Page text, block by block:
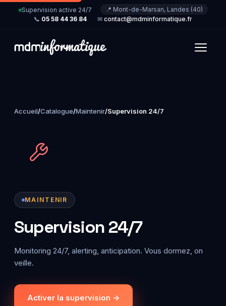
Supervision active 24/7
📍 Mont-de-Marsan, Landes (40)
📞 05 58 44 36 84 ✉ contact@mdminformatique.fr
Accueil/Catalogue/Maintenir/Supervision 24/7
MAINTENIR
Supervision 24/7
Monitoring 24/7, alerting, anticipation. Vous dormez, on
veille.
Activer la supervision →